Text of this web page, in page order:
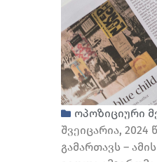
ოპოზიციური
შვეიცარია,
გამართავს –